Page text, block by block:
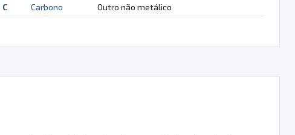
C
Carbono Outro não metálico